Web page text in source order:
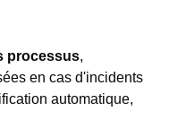
processus,
en cas d'incidents
automatique,